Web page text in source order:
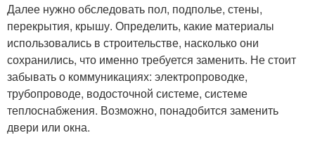
Далее нужно обследовать пол, подполье, стены,
перекрытия, крышу. Определить, какие материалы
использовались в строительстве, насколько они
сохранились, что именно требуется заменить. Не стоит
забывать о коммуникациях: электропроводке,
трубопроводе, водосточной системе, системе
теплоснабжения. Возможно, понадобится заменить
двери или окна.